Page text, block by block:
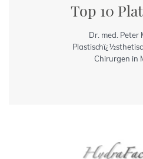
Top 10
Dr. med. Peter
Chirurgen in